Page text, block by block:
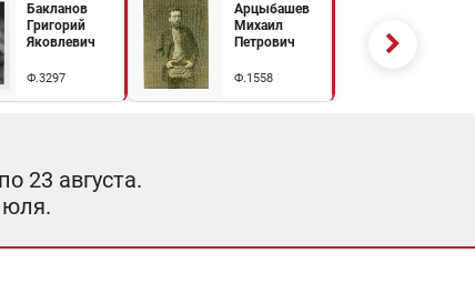
Бакланов
Григорий
Яковлевич
Ф.3297
Арцыбашев
Михаил
Петрович
Ф.1558
23 августа.